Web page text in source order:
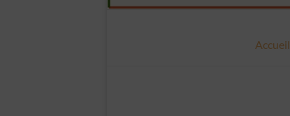
Accueil